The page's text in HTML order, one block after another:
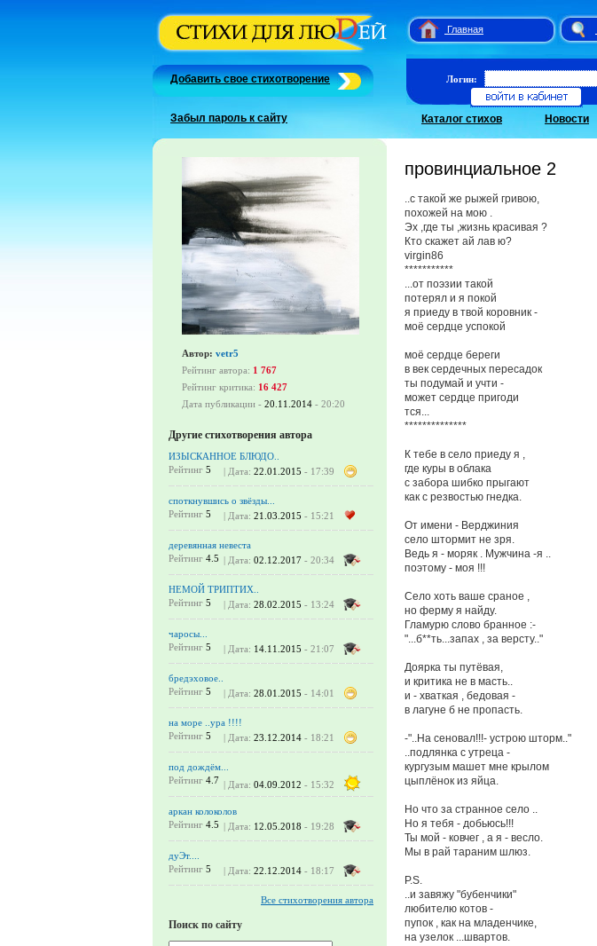
Главная
Добавить свое стихотворение
Забыл пароль к сайту
Логин:
Каталог стихов Новости
Автор: vetr5
Рейтинг автора: 1 767
Рейтинг критика: 16 427
Дата публикации - 20.11.2014 - 20:20
Другие стихотворения автора
ИЗЫСКАННОЕ БЛЮДО..
Рейтинг 5 | Дата: 22.01.2015 - 17:39
споткнувшись о звёзды...
Рейтинг 5 | Дата: 21.03.2015 - 15:21
деревянная невеста
Рейтинг 4.5 | Дата: 02.12.2017 - 20:34
НЕМОЙ ТРИПТИХ..
Рейтинг 5 | Дата: 28.02.2015 - 13:24
чаросы...
Рейтинг 5 | Дата: 14.11.2015 - 21:07
бредэховое..
Рейтинг 5 | Дата: 28.01.2015 - 14:01
на море ..ура !!!!
Рейтинг 5 | Дата: 23.12.2014 - 18:21
под дождём...
Рейтинг 4.7 | Дата: 04.09.2012 - 15:32
аркан колоколов
Рейтинг 4.5 | Дата: 12.05.2018 - 19:28
дуЭт....
Рейтинг 5 | Дата: 22.12.2014 - 18:17
Все стихотворения автора
Поиск по сайту
провинциальное 2
..с такой же рыжей гривою,
похожей на мою .
Эх ,где ты ,жизнь красивая ?
Кто скажет ай лав ю?
virgin86
***********
...от поэзии такой
потерял и я покой
я приеду в твой коровник -
моё сердце успокой
моё сердце береги
в век сердечных пересадок
ты подумай и учти -
может сердце пригоди
тся...
**************
К тебе в село приеду я ,
где куры в облака
с забора шибко прыгают
как с резвостью гнедка.
От имени - Верджиния
село штормит не зря.
Ведь я - моряк . Мужчина -я ..
поэтому - моя !!!
Село хоть ваше сраное ,
но ферму я найду.
Гламурю слово бранное :-
"...б**ть...запах , за версту.."
Доярка ты путёвая,
и критика не в масть..
и - хваткая , бедовая -
в лагуне б не пропасть.
-"..На сеновал!!!- устрою шторм.."
..подлянка с утреца -
кургузым машет мне крылом
цыплёнок из яйца.
Но что за странное село ..
Но я тебя - добьюсь!!!
Ты мой - ковчег , а я - весло.
Мы в рай тараним шлюз.
P.S.
..и завяжу "бубенчики"
любителю котов -
пупок , как на младенчике,
на узелок ...швартов.